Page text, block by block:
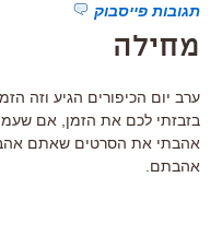
תגובות פייסבוק
מחילה
ערב יום הכיפורים הגיע וזה
בזבזתי לכם את הזמן, אם
אהבתי את הסרטים שאתם
אהבתם.